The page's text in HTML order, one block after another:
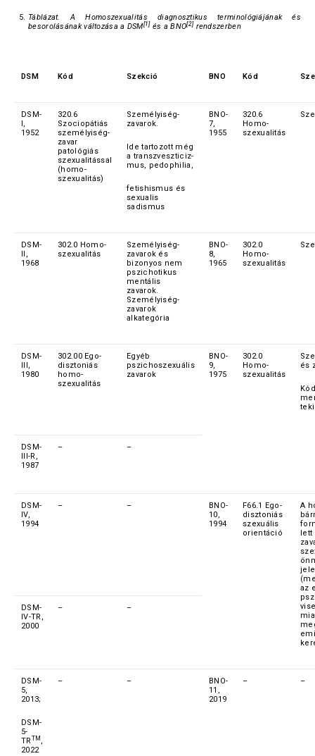
Táblázat. A Homoszexualitás diagnosztikus terminológiájának és
besorolásának változása a DSM[1] és a BNO[2] rendszerben
DSM Kód Szekció BNO Kód
DSM-
I,
1952
320.6
Szociopátiás
személyiség-
zavar
patológiás
szexualitással
(homo-
szexualitás)
Személyiség-
zavarok.
Ide tartozott még
a transzveszticiz-
mus, pedophilia,
fetishismus és
sexualis
sadismus
BNO-
7,
1955
320.6
Homo-
szexualitás
DSM-
II,
1968
302.0 Homo-
szexualitás
Személyiség-
zavarok és
bizonyos nem
pszichotikus
mentális
zavarok.
Személyiség-
zavarok
alkategória
BNO-
8,
1965
302.0
Homo-
szexualitás
DSM-
III,
1980
302.00 Ego-
disztoniás
homo-
szexualitás
Egyéb
pszichoszexuális
zavarok
BNO-
9,
1975
302.0
Homo-
szexualitás
és
DSM-
III-R,
1987
– –
DSM-
IV,
1994
– –
BNO-
10,
1994
F66.1 Ego-
disztoniás
szexuális
orientáció
A
az
DSM-
IV-TR,
2000
– –
DSM-
5,
2013;
DSM-
5-
TRTM ,
2022
– –
BNO-
11,
2019
– –